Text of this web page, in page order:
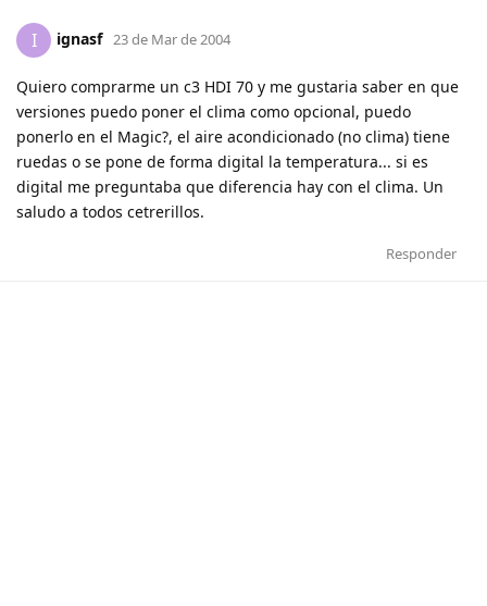
I ignasf 23 de Mar de 2004
Quiero comprarme un c3 HDI 70 y me gustaria saber en que
versiones puedo poner el clima como opcional, puedo
ponerlo en el Magic?, el aire acondicionado (no clima) tiene
ruedas o se pone de forma digital la temperatura... si es
digital me preguntaba que diferencia hay con el clima. Un
saludo a todos cetrerillos.
Responder